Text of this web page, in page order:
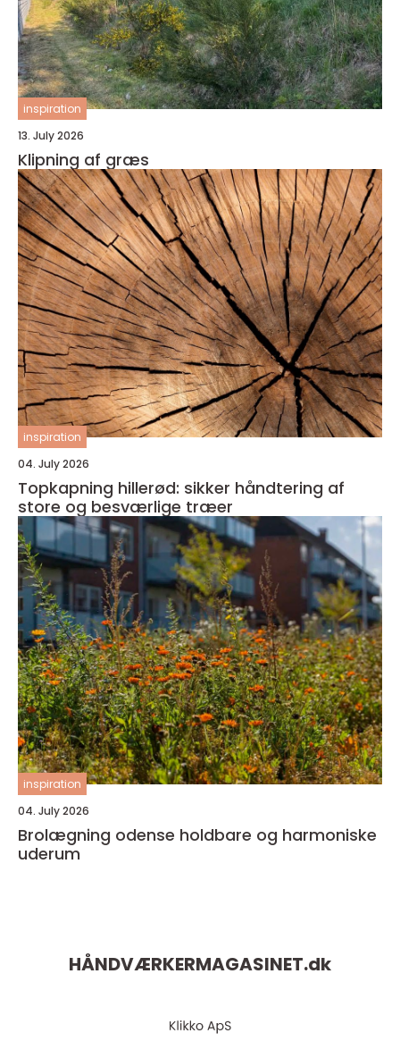
inspiration
13. July 2026
Klipning af græs
inspiration
04. July 2026
Topkapning hillerød: sikker håndtering af
store og besværlige træer
inspiration
04. July 2026
Brolægning odense holdbare og harmoniske
uderum
HÅNDVÆRKERMAGASINET.dk